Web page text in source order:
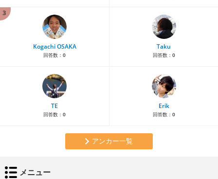
3
Kogachi OSAKA
回答数： 0
Taku
回答数： 0
TE
回答数： 0
Erik
回答数： 0
アンカー一覧
メニュー